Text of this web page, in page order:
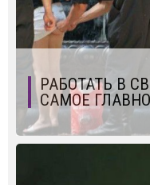
РАБОТАТЬ В
САМОЕ